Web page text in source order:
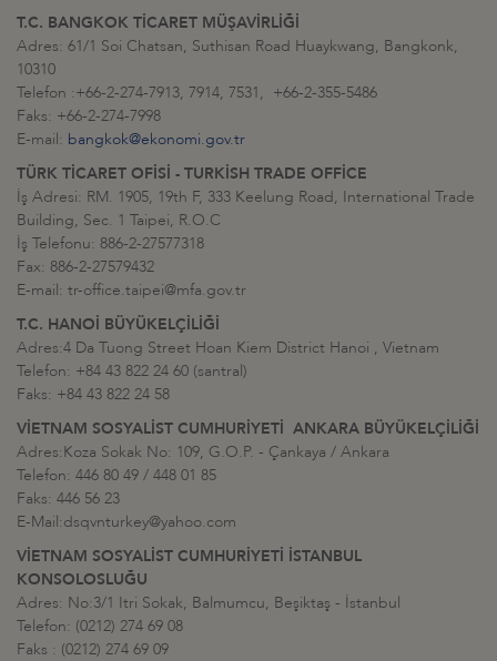
T.C. BANGKOK TİCARET MÜŞAVİRLİĞİ
Adres: 61/1 Soi Chatsan, Suthisan Road Huaykwang, Bangkonk,
10310
Telefon :+66-2-274-7913, 7914, 7531, +66-2-355-5486
Faks: +66-2-274-7998
E-mail: bangkok@ekonomi.gov.tr
TÜRK TİCARET OFİSİ - TURKİSH TRADE OFFİCE
İş Adresi: RM. 1905, 19th F, 333 Keelung Road, International Trade
Building, Sec. 1 Taipei, R.O.C
İş Telefonu: 886-2-27577318
Fax: 886-2-27579432
E-mail: tr-office.taipei@mfa.gov.tr
T.C. HANOİ BÜYÜKELÇİLİĞİ
Adres:4 Da Tuong Street Hoan Kiem District Hanoi , Vietnam
Telefon: +84 43 822 24 60 (santral)
Faks: +84 43 822 24 58
VİETNAM SOSYALİST CUMHURİYETİ ANKARA BÜYÜKELÇİLİĞİ
Adres:Koza Sokak No: 109, G.O.P. - Çankaya / Ankara
Telefon: 446 80 49 / 448 01 85
Faks: 446 56 23
E-Mail:dsqvnturkey@yahoo.com
VİETNAM SOSYALİST CUMHURİYETİ İSTANBUL
KONSOLOSLUĞU
Adres: No:3/1 Itri Sokak, Balmumcu, Beşiktaş - İstanbul
Telefon: (0212) 274 69 08
Faks : (0212) 274 69 09